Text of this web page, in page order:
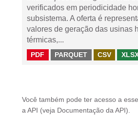
verificados em periodicidade
subsistema. A oferta é
valores de geração das usinas
térmicas,...
PDF PARQUET CSV
Você também pode ter acesso a
a API (veja Documentação da API ).